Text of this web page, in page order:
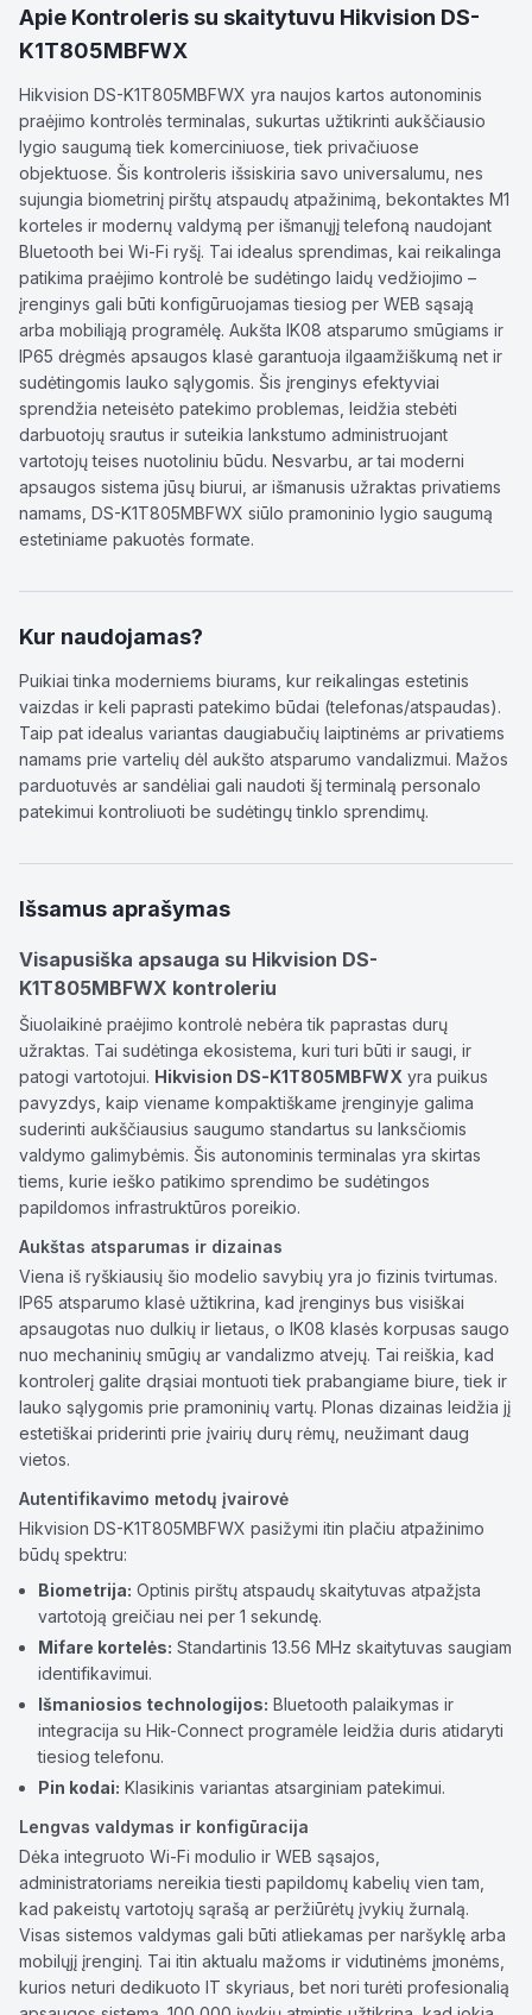
Apie Kontroleris su skaitytuvu Hikvision DS-
K1T805MBFWX
Hikvision DS-K1T805MBFWX yra naujos kartos autonominis
praėjimo kontrolės terminalas, sukurtas užtikrinti aukščiausio
lygio saugumą tiek komerciniuose, tiek privačiuose
objektuose. Šis kontroleris išsiskiria savo universalumu, nes
sujungia biometrinį pirštų atspaudų atpažinimą, bekontaktes M1
korteles ir modernų valdymą per išmanųjį telefoną naudojant
Bluetooth bei Wi-Fi ryšį. Tai idealus sprendimas, kai reikalinga
patikima praėjimo kontrolė be sudėtingo laidų vedžiojimo –
įrenginys gali būti konfigūruojamas tiesiog per WEB sąsają
arba mobiliąją programėlę. Aukšta IK08 atsparumo smūgiams ir
IP65 drėgmės apsaugos klasė garantuoja ilgaamžiškumą net ir
sudėtingomis lauko sąlygomis. Šis įrenginys efektyviai
sprendžia neteisėto patekimo problemas, leidžia stebėti
darbuotojų srautus ir suteikia lankstumo administruojant
vartotojų teises nuotoliniu būdu. Nesvarbu, ar tai moderni
apsaugos sistema jūsų biurui, ar išmanusis užraktas privatiems
namams, DS-K1T805MBFWX siūlo pramoninio lygio saugumą
estetiniame pakuotės formate.
Kur naudojamas?
Puikiai tinka moderniems biurams, kur reikalingas estetinis
vaizdas ir keli paprasti patekimo būdai (telefonas/atspaudas).
Taip pat idealus variantas daugiabučių laiptinėms ar privatiems
namams prie vartelių dėl aukšto atsparumo vandalizmui. Mažos
parduotuvės ar sandėliai gali naudoti šį terminalą personalo
patekimui kontroliuoti be sudėtingų tinklo sprendimų.
Išsamus aprašymas
Visapusiška apsauga su Hikvision DS-
K1T805MBFWX kontroleriu
Šiuolaikinė praėjimo kontrolė nebėra tik paprastas durų
užraktas. Tai sudėtinga ekosistema, kuri turi būti ir saugi, ir
patogi vartotojui. Hikvision DS-K1T805MBFWX yra puikus
pavyzdys, kaip viename kompaktiškame įrenginyje galima
suderinti aukščiausius saugumo standartus su lanksčiomis
valdymo galimybėmis. Šis autonominis terminalas yra skirtas
tiems, kurie ieško patikimo sprendimo be sudėtingos
papildomos infrastruktūros poreikio.
Aukštas atsparumas ir dizainas
Viena iš ryškiausių šio modelio savybių yra jo fizinis tvirtumas.
IP65 atsparumo klasė užtikrina, kad įrenginys bus visiškai
apsaugotas nuo dulkių ir lietaus, o IK08 klasės korpusas saugo
nuo mechaninių smūgių ar vandalizmo atvejų. Tai reiškia, kad
kontrolerį galite drąsiai montuoti tiek prabangiame biure, tiek ir
lauko sąlygomis prie pramoninių vartų. Plonas dizainas leidžia jį
estetiškai priderinti prie įvairių durų rėmų, neužimant daug
vietos.
Autentifikavimo metodų įvairovė
Hikvision DS-K1T805MBFWX pasižymi itin plačiu atpažinimo
būdų spektru:
Biometrija: Optinis pirštų atspaudų skaitytuvas atpažįsta
vartotoją greičiau nei per 1 sekundę.
Mifare kortelės: Standartinis 13.56 MHz skaitytuvas saugiam
identifikavimui.
Išmaniosios technologijos: Bluetooth palaikymas ir
integracija su Hik-Connect programėle leidžia duris atidaryti
tiesiog telefonu.
Pin kodai: Klasikinis variantas atsarginiam patekimui.
Lengvas valdymas ir konfigūracija
Dėka integruoto Wi-Fi modulio ir WEB sąsajos,
administratoriams nereikia tiesti papildomų kabelių vien tam,
kad pakeistų vartotojų sąrašą ar peržiūrėtų įvykių žurnalą.
Visas sistemos valdymas gali būti atliekamas per naršyklę arba
mobilųjį įrenginį. Tai itin aktualu mažoms ir vidutinėms įmonėms,
kurios neturi dedikuoto IT skyriaus, bet nori turėti profesionalią